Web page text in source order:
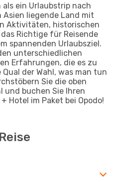
als ein Urlaubstrip nach
Asien liegende Land mit
Aktivitäten, historischen
Richtige für Reisende
spannenden Urlaubsziel.
unterschiedlichen
Erfahrungen, die es zu
der Wahl, was man tun
Sie die oben
und buchen Sie Ihren
Hotel im Paket bei Opodo!